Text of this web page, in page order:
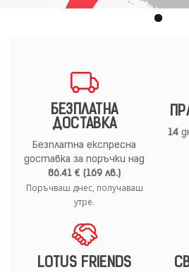
БЕЗПЛАТНА
ДОСТАВКА
Безплатна експресна
доставка за поръчки над
86.41 € (169 лв.)
Поръчваш днес, получаваш
утре.
14
LOTUS FRIENDS